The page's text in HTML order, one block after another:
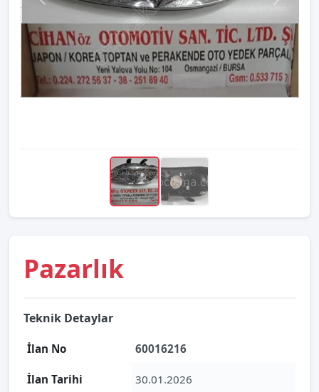
Pazarlık
Teknik Detaylar
İlan No 60016216
İlan Tarihi 30.01.2026